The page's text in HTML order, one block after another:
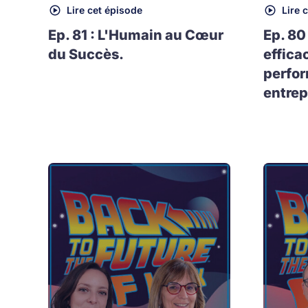
Lire cet épisode
Ep. 81 : L'Humain au Cœur
du Succès.
Lire
Ep.